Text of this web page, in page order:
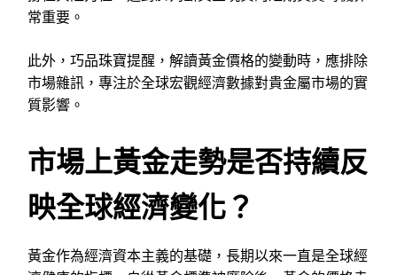
常重要。
此外，巧品珠寶提醒，解讀黃金價格的變動時，應排除
市場雜訊，專注於全球宏觀經濟數據對貴金屬市場的實
質影響。
市場上黃金走勢是否持續反
映全球經濟變化？
黃金作為經濟資本主義的基礎，長期以來一直是全球經